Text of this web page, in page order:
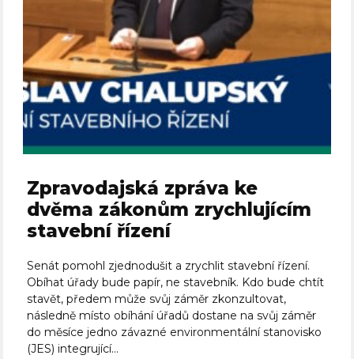
Zpravodajská zpráva ke
dvěma zákonům zrychlujícím
stavební řízení
Senát pomohl zjednodušit a zrychlit stavební řízení.
Obíhat úřady bude papír, ne stavebník. Kdo bude chtít
stavět, předem může svůj záměr zkonzultovat,
následně místo obíhání úřadů dostane na svůj záměr
do měsíce jedno závazné environmentální stanovisko
(JES) integrující...